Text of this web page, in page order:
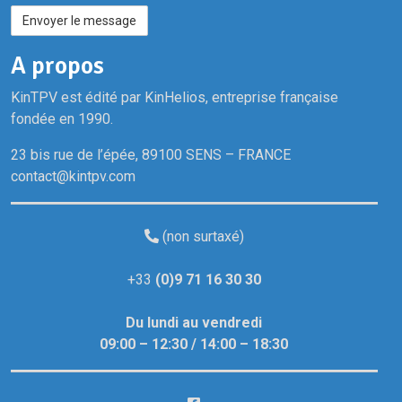
n
s
e
i
A propos
KinTPV est édité par KinHelios, entreprise française
fondée en 1990.
23 bis rue de l’épée, 89100 SENS – FRANCE
contact@kintpv.com
(non surtaxé)
+33 (0)9 71 16 30 30
Du lundi au vendredi
09:00 – 12:30 / 14:00 – 18:30